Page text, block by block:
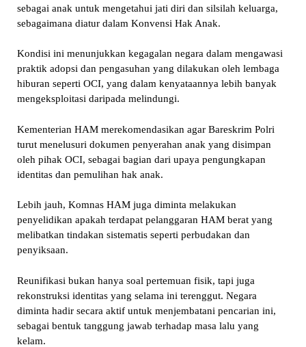
sebagai anak untuk mengetahui jati diri dan silsilah keluarga,
sebagaimana diatur dalam Konvensi Hak Anak.
Kondisi ini menunjukkan kegagalan negara dalam mengawasi
praktik adopsi dan pengasuhan yang dilakukan oleh lembaga
hiburan seperti OCI, yang dalam kenyataannya lebih banyak
mengeksploitasi daripada melindungi.
Kementerian HAM merekomendasikan agar Bareskrim Polri
turut menelusuri dokumen penyerahan anak yang disimpan
oleh pihak OCI, sebagai bagian dari upaya pengungkapan
identitas dan pemulihan hak anak.
Lebih jauh, Komnas HAM juga diminta melakukan
penyelidikan apakah terdapat pelanggaran HAM berat yang
melibatkan tindakan sistematis seperti perbudakan dan
penyiksaan.
Reunifikasi bukan hanya soal pertemuan fisik, tapi juga
rekonstruksi identitas yang selama ini terenggut. Negara
diminta hadir secara aktif untuk menjembatani pencarian ini,
sebagai bentuk tanggung jawab terhadap masa lalu yang
kelam.